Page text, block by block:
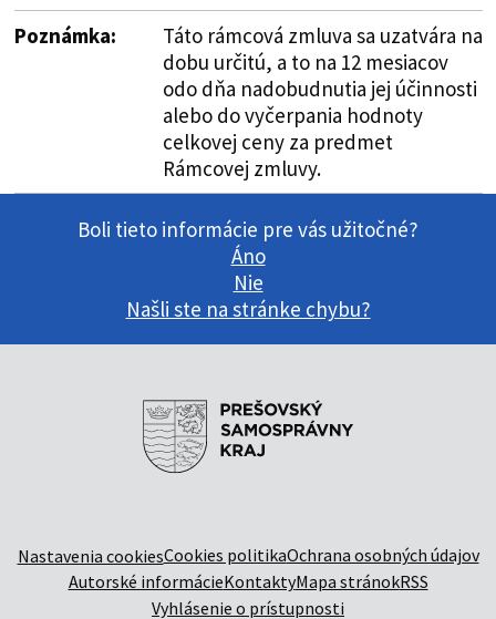
Poznámka:
Táto rámcová zmluva sa uzatvára na
dobu určitú, a to na 12 mesiacov
odo dňa nadobudnutia jej účinnosti
alebo do vyčerpania hodnoty
celkovej ceny za predmet
Rámcovej zmluvy.
Boli tieto informácie pre vás užitočné?
Áno
Nie
Našli ste na stránke chybu?
Nastavenia cookiesCookies politikaOchrana osobných údajov
Autorské informácieKontaktyMapa stránokRSS
Vyhlásenie o prístupnosti